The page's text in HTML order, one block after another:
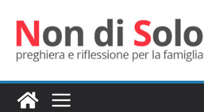
contenuto